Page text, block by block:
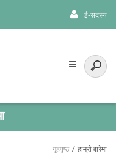
ई-सदस्य
गृहपृष्ठ हाम्राे बारेमा